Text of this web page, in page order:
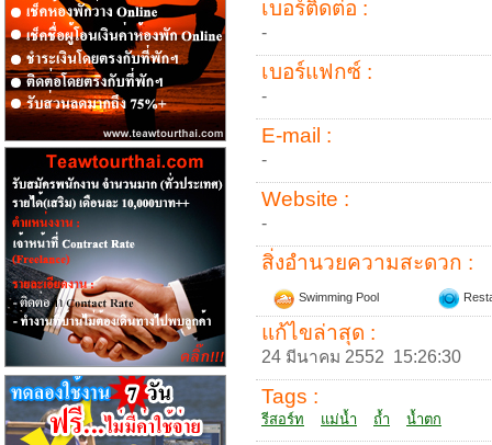
เบอร์ติดต่อ :
-
เบอร์แฟกซ์ :
-
E-mail :
-
Website :
-
สิ่งอำนวยความสะดวก :
Swimming Pool
แก้ไขล่าสุด :
24 มีนาคม 2552 15:26:30
Tags :
รีสอร์ท แม่น้ำ ถ้ำ น้ำตก